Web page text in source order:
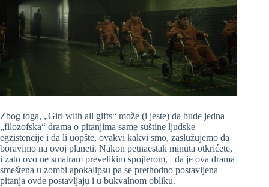
Zbog toga, „Girl with all gifts“ može (i jeste) da bude jedna
„filozofska“ drama o pitanjima same suštine ljudske
egzistencije i da li uopšte, ovakvi kakvi smo, zaslužujemo da
boravimo na ovoj planeti. Nakon petnaestak minuta otkrićete,
i zato ovo ne smatram prevelikim spojlerom, da je ova drama
smeštena u zombi apokalipsu pa se prethodno postavljena
pitanja ovde postavljaju i u bukvalnom obliku.